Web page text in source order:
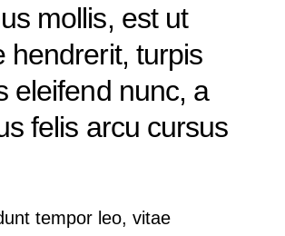
mollis, est ut
hendrerit, turpis
eleifend nunc, a
felis arcu cursus
tempor leo, vitae